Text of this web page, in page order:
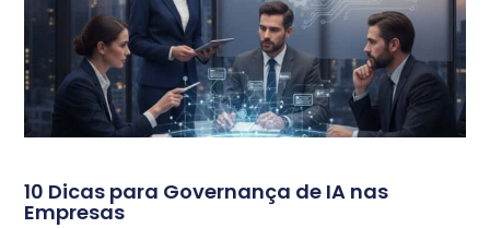
10 Dicas para Governança de IA nas
Empresas